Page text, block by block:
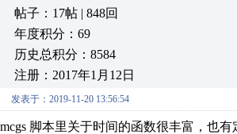
帖子：17帖 | 848回
年度积分：69
历史总积分：8584
注册：2017年1月12日
发表于：2019-11-20 13:56:54
mcgs 脚本里关于时间的函数很丰富，也